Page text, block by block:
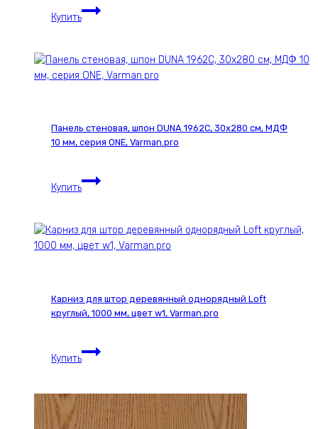
Varman.pro
Купить
Панель
стеновая,
ESPRESSO
МДФ
10
серия
ONE,
Панель стеновая, шпон DUNA 1962С, 30х280 см, МДФ
10 мм, серия ONE, Varman.pro
Купить
Панель
стеновая,
1962С,
10
мм,
ONE,
Varman.pro
Карниз для штор деревянный однорядный Loft
круглый, 1000 мм, цвет w1, Varman.pro
Купить
Карниз
для
деревянный
однорядный
Loft